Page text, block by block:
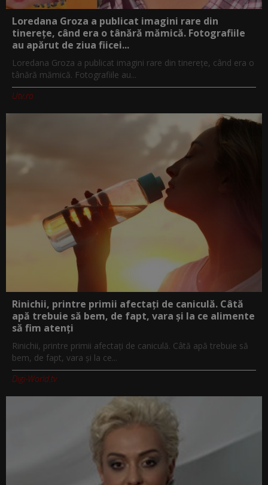
Loredana Groza a publicat imagini rare din
tinerețe, când era o tânără mămică. Fotografiile
au apărut de ziua fiicei...
Loredana Groza a publicat imagini rare din tinerețe, când era o
tânără mămică. Fotografiile au...
Utv.ro
Rinichii, printre primii afectați de caniculă. Câtă
apă trebuie să bem, de fapt, vara și la ce alimente
să fim atenți
Rinichii, printre primii afectați de caniculă. Câtă apă trebuie să
bem, de fapt, vara și la ce...
Digi-World.tv